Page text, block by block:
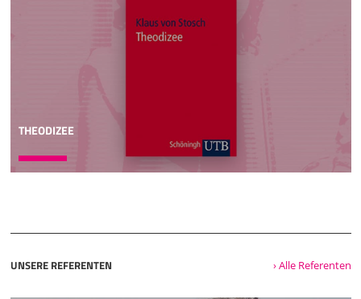
THEODIZEE
UNSERE REFERENTEN › Alle Referenten